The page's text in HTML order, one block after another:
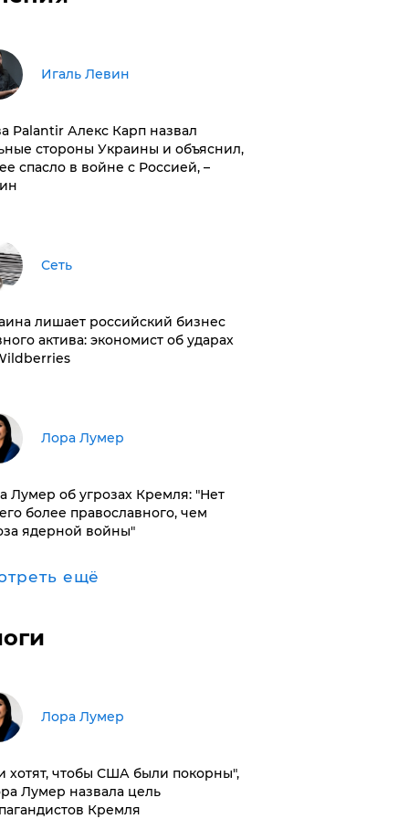
Игаль Левин
Palantir Алекс Карп назвал
стороны Украины и объяснил,
спасло в войне с Россией, –
Сеть
лишает российский бизнес
актива: экономист об ударах
​Лора Лумер
Лумер об угрозах Кремля: "Нет
более православного, чем
ядерной войны"
ещё
​Лора Лумер
хотят, чтобы США были покорны",
Лумер назвала цель
Кремля